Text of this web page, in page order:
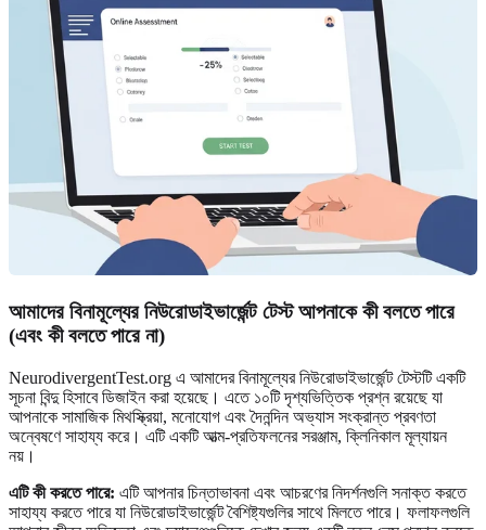
আমাদের বিনামূল্যের নিউরোডাইভার্জেন্ট টেস্ট আপনাকে কী বলতে পারে
(এবং কী বলতে পারে না)
NeurodivergentTest.org এ আমাদের বিনামূল্যের নিউরোডাইভার্জেন্ট টেস্টটি একটি
সূচনা বিন্দু হিসাবে ডিজাইন করা হয়েছে। এতে ১০টি দৃশ্যভিত্তিক প্রশ্ন রয়েছে যা
আপনাকে সামাজিক মিথস্ক্রিয়া, মনোযোগ এবং দৈনন্দিন অভ্যাস সংক্রান্ত প্রবণতা
অন্বেষণে সাহায্য করে। এটি একটি আত্ম-প্রতিফলনের সরঞ্জাম, ক্লিনিকাল মূল্যায়ন
নয়।
এটি কী করতে পারে: এটি আপনার চিন্তাভাবনা এবং আচরণের নিদর্শনগুলি সনাক্ত করতে
সাহায্য করতে পারে যা নিউরোডাইভার্জেন্ট বৈশিষ্ট্যগুলির সাথে মিলতে পারে। ফলাফলগুলি